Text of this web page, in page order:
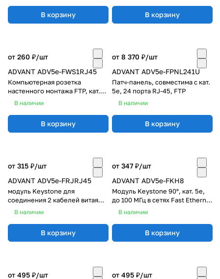
В корзину В корзину
от 260 ₽/шт
ADVANT ADV5e-FWS1RJ45
Компьютерная розетка
настенного монтажа FTP, кат.
5е, 1 порт RJ-45 (8р8с),
В наличии
В корзину
от 8 370 ₽/шт
ADVANT ADV5e-FPNL241U
Патч-панель, совместима с кат.
5е, 24 порта RJ-45, FTP
В наличии
В корзину
от 315 ₽/шт
ADVANT ADV5e-FRJRJ45
модуль Keystone для
соединения 2 кабелей витая
пара с разъемами RJ45, FTP,
В наличии
В корзину
от 347 ₽/шт
ADVANT ADV5e-FKH8
Модуль Keystone 90°, кат. 5e,
до 100 МГц в сетях Fast Ethernet
и Gigabit Ethernet, FTP
В наличии
В корзину
от 495 ₽/шт
от 495 ₽/шт